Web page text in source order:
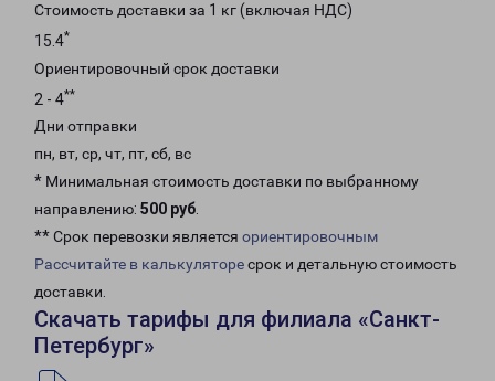
Стоимость доставки за 1 кг (включая НДС)
15.4*
Ориентировочный срок доставки
2 - 4**
Дни отправки
пн, вт, ср, чт, пт, сб, вс
* Минимальная стоимость доставки по выбранному
направлению: 500 руб.
** Срок перевозки является ориентировочным
Рассчитайте в калькуляторесрок и детальную стоимость
доставки.
Скачать тарифы для филиала «Санкт-
Петербург»